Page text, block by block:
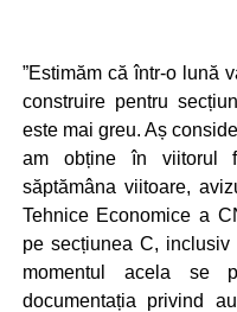
”Estimăm că într-o lună
construire pentru
este mai greu. Aș
am obține în viitorul
săptămâna viitoare,
Tehnice Economice a
pe secțiunea C,
momentul acela se
documentația privind